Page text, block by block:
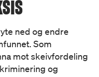
ned og endre
Som
mot skeivfordeling
og